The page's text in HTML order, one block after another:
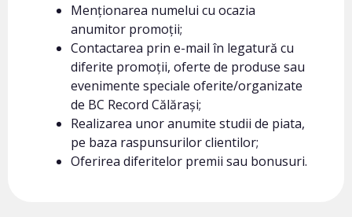
Menționarea numelui cu ocazia
anumitor promoții;
Contactarea prin e-mail în legatură cu
diferite promoții, oferte de produse sau
evenimente speciale oferite/organizate
de BC Record Călărași;
Realizarea unor anumite studii de piata,
pe baza raspunsurilor clientilor;
Oferirea diferitelor premii sau bonusuri.